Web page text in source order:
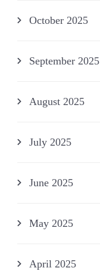
October 2025
September 2025
August 2025
July 2025
June 2025
May 2025
April 2025